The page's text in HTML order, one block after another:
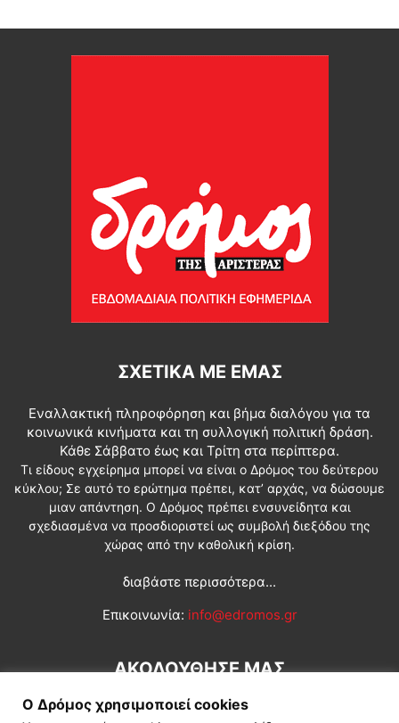
ΣΧΕΤΙΚΆ ΜΕ ΕΜΆΣ
Εναλλακτική πληροφόρηση και βήμα διαλόγου για τα
κοινωνικά κινήματα και τη συλλογική πολιτική δράση.
Κάθε Σάββατο έως και Τρίτη στα περίπτερα.
Τι είδους εγχείρημα μπορεί να είναι ο Δρόμος του δεύτερου
κύκλου; Σε αυτό το ερώτημα πρέπει, κατ’ αρχάς, να δώσουμε
μιαν απάντηση. Ο Δρόμος πρέπει ενσυνείδητα και
σχεδιασμένα να προσδιοριστεί ως συμβολή διεξόδου της
χώρας από την καθολική κρίση.
διαβάστε περισσότερα...
Επικοινωνία: info@edromos.gr
ΑΚΟΛΟΥΘΗΣΕ ΜΑΣ
Ο Δρόμος χρησιμοποιεί cookies